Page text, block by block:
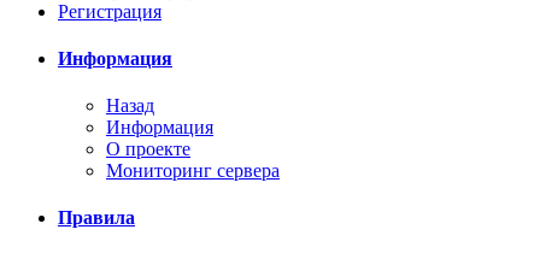
Регистрация
Информация
Назад
Информация
О проекте
Мониторинг сервера
Правила